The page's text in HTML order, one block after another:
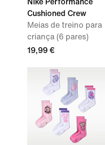
Nike Performance
Cushioned Crew
Meias de treino para
criança (6 pares)
19,99 €